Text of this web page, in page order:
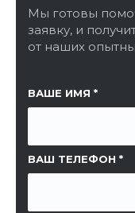
Мы готовы
заявку, и
от наших
ВАШЕ ИМЯ
ВАШ ТЕЛЕФОН
ССЫЛКА НА